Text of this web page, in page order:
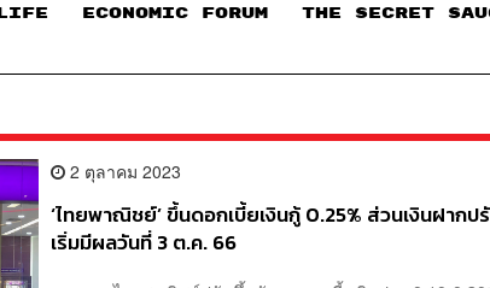
LIFE ECONOMIC FORUM THE SECRET
2 ตุลาคม 2023
‘ไทยพาณิชย์’ ขึ้นดอกเบี้ยเงินกู้ 0.25% ส่วนเงินฝาก
เริ่มมีผลวันที่ 3 ต.ค. 66